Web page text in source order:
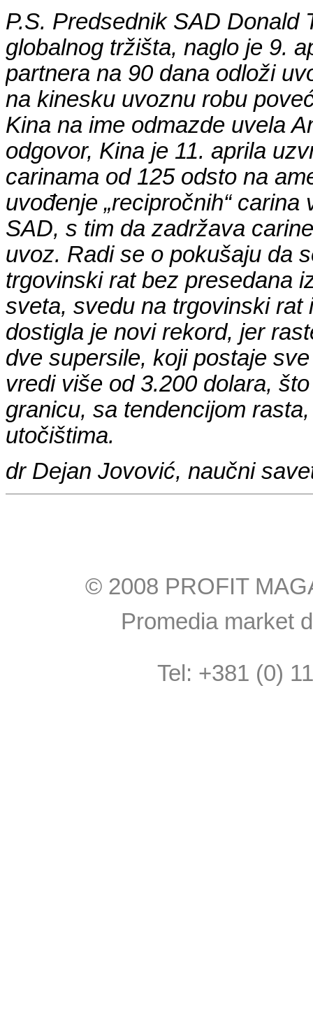
P.S. Predsednik SAD Donald
globalnog tržišta, naglo je 9.
partnera na 90 dana odloži
na kinesku uvoznu robu
Kina na ime odmazde uvela
odgovor, Kina je 11. aprila
carinama od 125 odsto na
uvođenje „recipročnih“
SAD, s tim da zadržava
uvoz. Radi se o pokušaju da
trgovinski rat bez presedana
sveta, svedu na trgovinski
dostigla je novi rekord, jer
dve supersile, koji postaje
vredi više od 3.200 dolara,
granicu, sa tendencijom
utočištima.
dr Dejan Jovović, naučni
© 2008 PROFIT
Promedia market
Tel: +381 (0)